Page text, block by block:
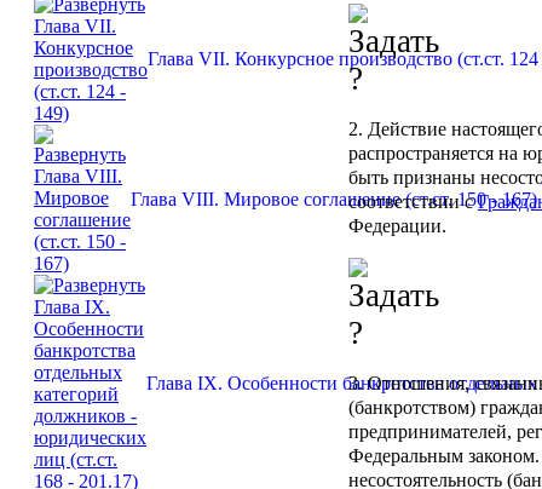
Глава VII. Конкурсное производство (ст.ст.
Глава VIII. Мировое соглашение (ст.ст. 150 - 167)
Глава IX. Особенности банкротства
2. Действие
распространяется на
быть признаны
соответствии с
Федерации.
3. Отношения,
(банкротством)
предпринимателей,
Федеральным
несостоятельность